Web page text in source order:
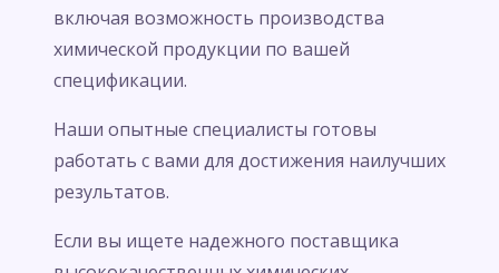
включая возможность производства
химической продукции по вашей
спецификации.
Наши опытные специалисты готовы
работать с вами для достижения наилучших
результатов.
Если вы ищете надежного поставщика